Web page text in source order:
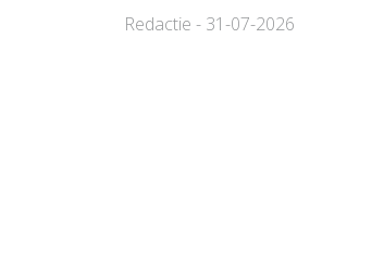
Redactie - 31-07-2026